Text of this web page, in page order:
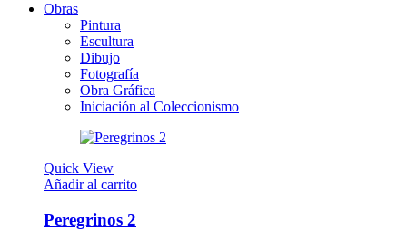
Obras
Pintura
Escultura
Dibujo
Fotografía
Obra Gráfica
Iniciación al Coleccionismo
Quick View
Añadir al carrito
Peregrinos 2